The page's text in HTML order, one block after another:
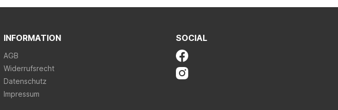
INFORMATION
AGB
Widerrufsrecht
Datenschutz
Impressum
SOCIAL